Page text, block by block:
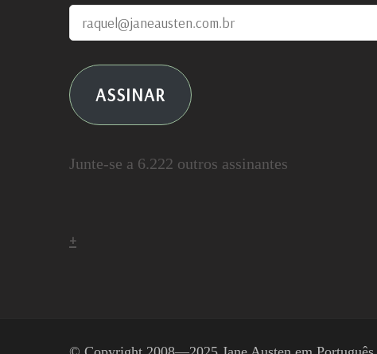
raquel@janeausten.com.br
ASSINAR
Junte-se a 6.222 outros assinantes
+